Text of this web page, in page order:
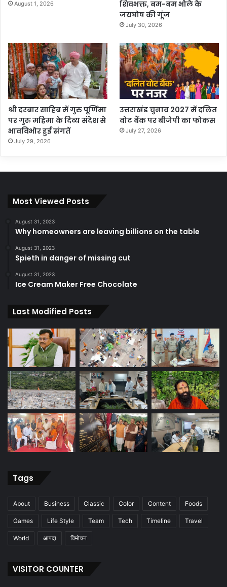
August 1, 2026
शिवभक्त, बम-बम भोले के
जयघोष की गूंज
July 30, 2026
श्री दरबार साहिब में गुरु पूर्णिमा
पर गुरु महिमा के दिव्य संदेश से
भावविभोर हुई संगतें
July 29, 2026
उत्तराखंड चुनाव 2027 में दलित
वोट बैंक पर बीजेपी का फोकस
July 27, 2026
Most Viewed Posts
August 31, 2023
Why homeowners are leaving billions on the table
August 31, 2023
Spieth in danger of missing cut
August 31, 2023
Ice Cream Maker Free Chocolate
Last Modified Posts
Tags
About Business Classic Color Content Foods
Games Life Style Team Tech Timeline Travel
World आपदा विमोचन
VISITOR COUNTER